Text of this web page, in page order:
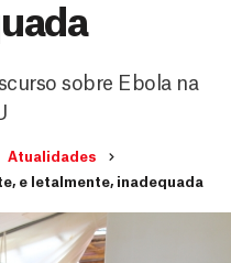
sobre Ebola na
Atualidades
e letalmente, inadequada